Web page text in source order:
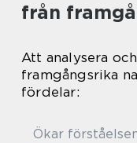
från
Att analysera
framgångsrika
fördelar:
Ökar